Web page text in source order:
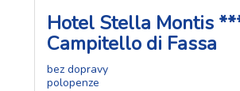
Hotel Stella Montis
Campitello di Fassa
bez dopravy
polopenze